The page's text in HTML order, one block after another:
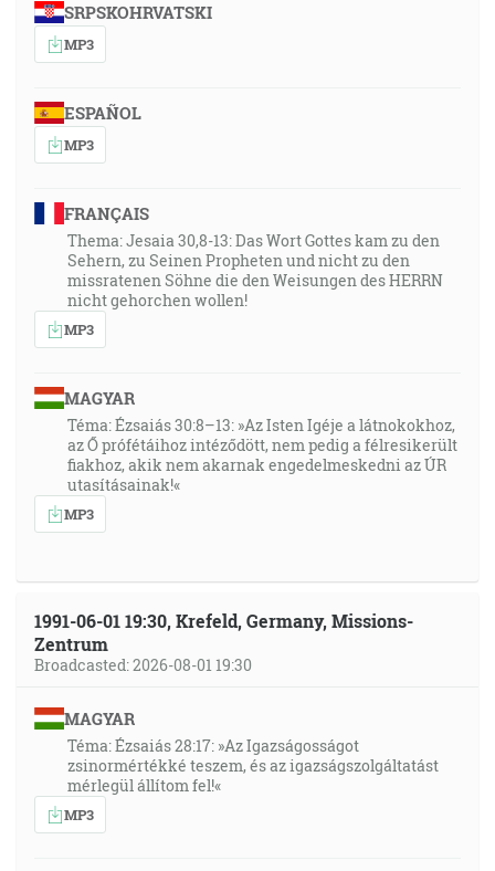
SRPSKOHRVATSKI
MP3
ESPAÑOL
MP3
FRANÇAIS
Thema: Jesaia 30,8-13: Das Wort Gottes kam zu den
Sehern, zu Seinen Propheten und nicht zu den
missratenen Söhne die den Weisungen des HERRN
nicht gehorchen wollen!
MP3
MAGYAR
Téma: Ézsaiás 30:8–13: »Az Isten Igéje a látnokokhoz,
az Ő prófétáihoz intéződött, nem pedig a félresikerült
fiakhoz, akik nem akarnak engedelmeskedni az ÚR
utasításainak!«
MP3
1991-06-01 19:30, Krefeld, Germany, Missions-
Zentrum
Broadcasted: 2026-08-01 19:30
MAGYAR
Téma: Ézsaiás 28:17: »Az Igazságosságot
zsinormértékké teszem, és az igazságszolgáltatást
mérlegül állítom fel!«
MP3